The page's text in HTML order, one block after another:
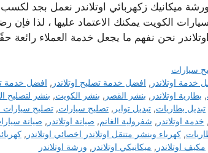
ميكانيك زكهربائي اوتلاندر نعمل بجد
الكويت يمكنك الاعتماد عليها ، لذا فإن
نحن نفهم ما يجعل خدمة العملاء رائعة
سيارات
خدمة اوتلاندر , افضل خدمة تصليح اوتلاندر , افضل خدمة
, بطارية اوتلاندر , بنشر القصر , بنشر الكويت, بنشر لتصليح
تبديل بطاريات, تبديل تواير , تصليح سيارات, تصليح سيارات
, خدمة اوتلاندر , شفرولية الغانم, صيانة اوتلاندر , صيانة
, كهرباء وبنشر متنقل اوتلاندر اخصائي اوتلاندر ,
مكيف اوتلاندر , ميكانيكي اوتلاندر , ورشة اوتلاندر